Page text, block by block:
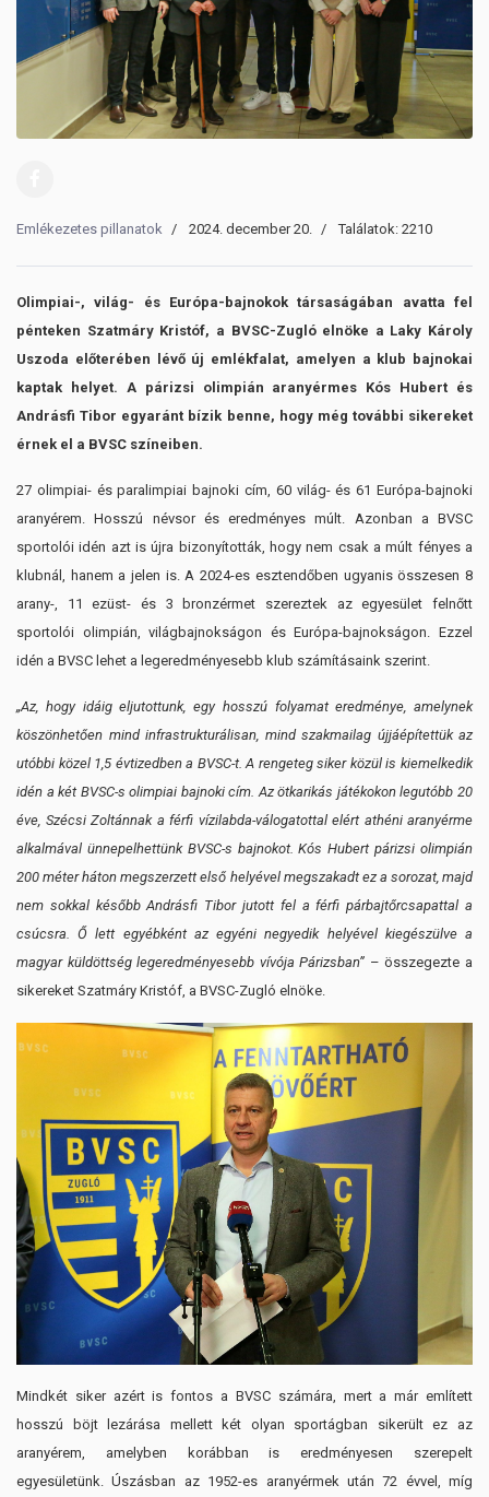
Emlékezetes pillanatok 2024. december 20. Találatok: 2210
Olimpiai-, világ- és Európa-bajnokok társaságában avatta fel
pénteken Szatmáry Kristóf, a BVSC-Zugló elnöke a Laky Károly
Uszoda előterében lévő új emlékfalat, amelyen a klub bajnokai
kaptak helyet. A párizsi olimpián aranyérmes Kós Hubert és
Andrásfi Tibor egyaránt bízik benne, hogy még további sikereket
érnek el a BVSC színeiben.
27 olimpiai- és paralimpiai bajnoki cím, 60 világ- és 61 Európa-bajnoki
aranyérem. Hosszú névsor és eredményes múlt. Azonban a BVSC
sportolói idén azt is újra bizonyították, hogy nem csak a múlt fényes a
klubnál, hanem a jelen is. A 2024-es esztendőben ugyanis összesen 8
arany-, 11 ezüst- és 3 bronzérmet szereztek az egyesület felnőtt
sportolói olimpián, világbajnokságon és Európa-bajnokságon. Ezzel
idén a BVSC lehet a legeredményesebb klub számításaink szerint.
„Az, hogy idáig eljutottunk, egy hosszú folyamat eredménye, amelynek
köszönhetően mind infrastrukturálisan, mind szakmailag újjáépítettük az
utóbbi közel 1,5 évtizedben a BVSC-t. A rengeteg siker közül is kiemelkedik
idén a két BVSC-s olimpiai bajnoki cím. Az ötkarikás játékokon legutóbb 20
éve, Szécsi Zoltánnak a férfi vízilabda-válogatottal elért athéni aranyérme
alkalmával ünnepelhettünk BVSC-s bajnokot. Kós Hubert párizsi olimpián
200 méter háton megszerzett első helyével megszakadt ez a sorozat, majd
nem sokkal később Andrásfi Tibor jutott fel a férfi párbajtőrcsapattal a
csúcsra. Ő lett egyébként az egyéni negyedik helyével kiegészülve a
magyar küldöttség legeredményesebb vívója Párizsban” – összegezte a
sikereket Szatmáry Kristóf, a BVSC-Zugló elnöke.
Mindkét siker azért is fontos a BVSC számára, mert a már említett
hosszú böjt lezárása mellett két olyan sportágban sikerült ez az
aranyérem, amelyben korábban is eredményesen szerepelt
egyesületünk. Úszásban az 1952-es aranyérmek után 72 évvel, míg